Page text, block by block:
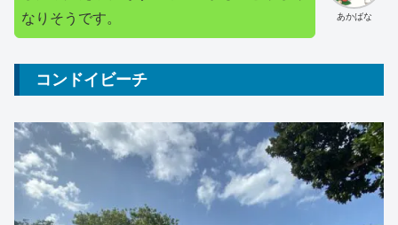
あかばな
なりそうです。
コンドイビーチ